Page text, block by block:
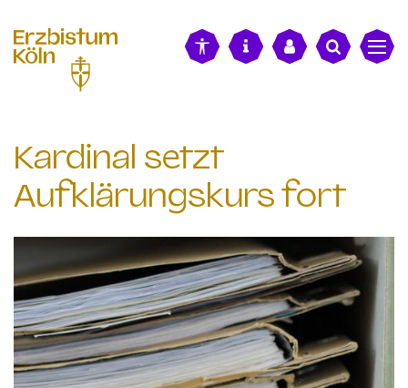
Kardinal setzt
Aufklärungskurs fort